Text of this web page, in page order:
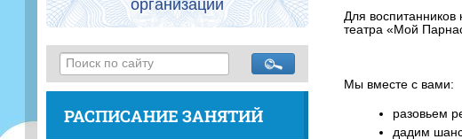
организации
РАСПИСАНИЕ ЗАНЯТИЙ
Для
театра «Мой
Мы вместе с вами:
разовьем
дадим